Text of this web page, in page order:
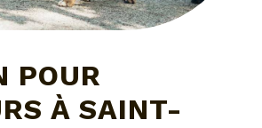
POUR
À SAINT-